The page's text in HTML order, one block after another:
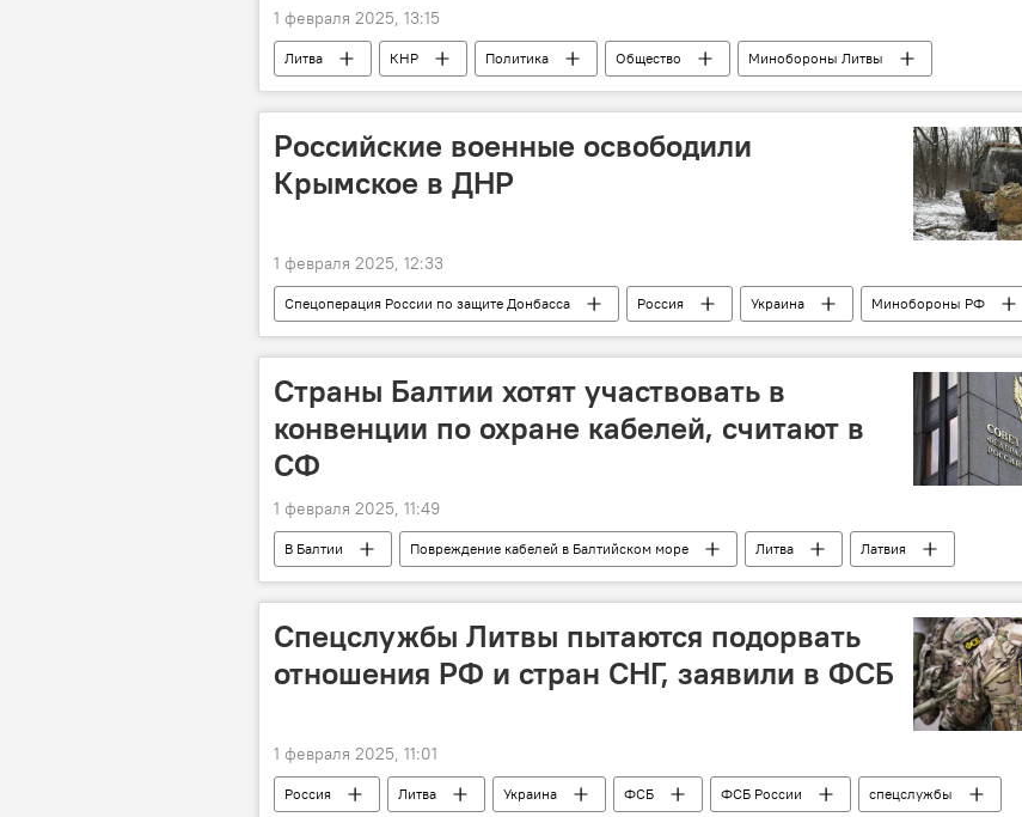
1 февраля 2025, 13:15
Литва КНР Политика Общество
Минобороны Литвы
Довиле Шакалене
дипломатические отношения посольство Китай
Российские военные освободили
Крымское в ДНР
1 февраля 2025, 12:33
Спецоперация России по защите Донбасса Россия Украина
Минобороны РФ
армия России
ВС РФ ДНР специальная военная операция (СВО)
Страны Балтии хотят участвовать в
конвенции по охране кабелей, считают в
СФ
1 февраля 2025, 11:49
В Балтии Повреждение кабелей в Балтийском море Литва
Латвия
Эстония
Совет Федерации Балтийское море кабель НАТО
Спецслужбы Литвы пытаются подорвать
отношения РФ и стран СНГ, заявили в ФСБ
1 февраля 2025, 11:01
Россия Литва Украина ФСБ ФСБ России
спецслужбы